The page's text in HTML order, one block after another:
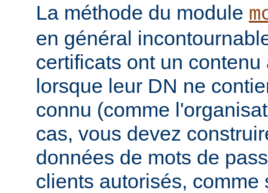
La méthode du module
en général
certificats ont un contenu
lorsque leur DN ne
connu (comme
cas, vous devez
données de mots de
clients autorisés, comme